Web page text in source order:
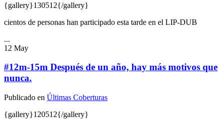
{gallery}130512{/gallery}
cientos de personas han participado esta tarde en el LIP-DUB
...
12 May
#12m-15m Después de un año, hay más motivos que
nunca.
Publicado en Últimas Coberturas
{gallery}120512{/gallery}